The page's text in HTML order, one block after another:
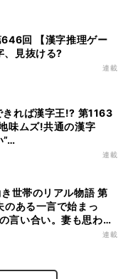
回 【漢字推理ゲー
、見抜ける?
連載
れば漢字王!? 第1163
味ムズ!共通の漢字
”…
連載
世帯のリアル物語 第
のある一言で始まっ
言い合い。妻も思わ
連載